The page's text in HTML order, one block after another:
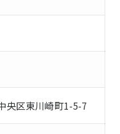
区東川崎町1-5-7